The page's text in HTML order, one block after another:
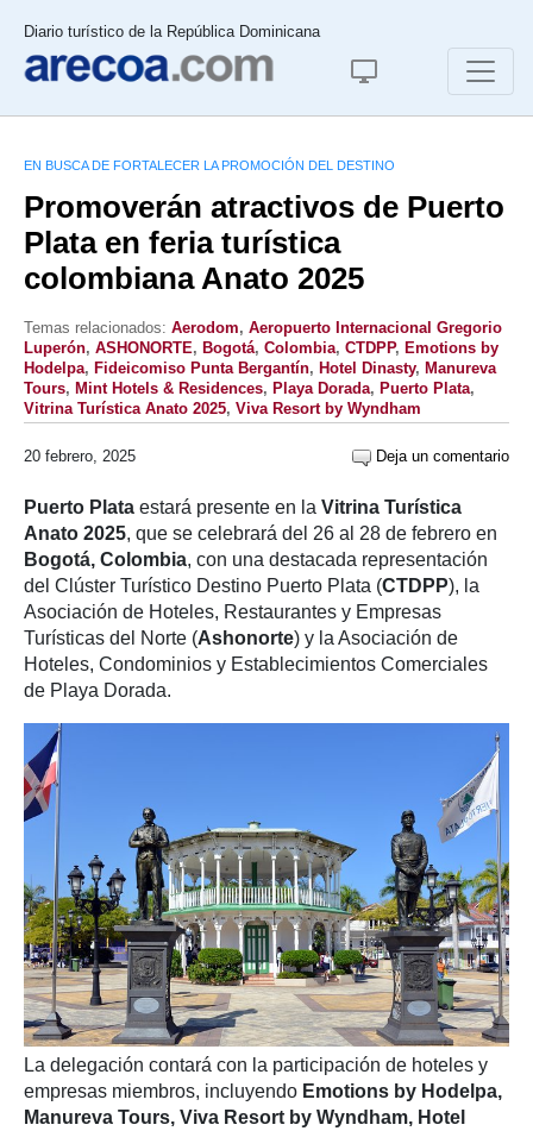
Diario turístico de la República Dominicana
EN BUSCA DE FORTALECER LA PROMOCIÓN DEL DESTINO
Promoverán atractivos de Puerto
Plata en feria turística
colombiana Anato 2025
Temas relacionados: Aerodom, Aeropuerto Internacional Gregorio
Luperón, ASHONORTE, Bogotá, Colombia, CTDPP, Emotions by
Hodelpa, Fideicomiso Punta Bergantín, Hotel Dinasty, Manureva
Tours, Mint Hotels & Residences, Playa Dorada, Puerto Plata,
Vitrina Turística Anato 2025, Viva Resort by Wyndham
20 febrero, 2025 Deja un comentario
Puerto Plata estará presente en la Vitrina Turística
Anato 2025, que se celebrará del 26 al 28 de febrero en
Bogotá, Colombia, con una destacada representación
del Clúster Turístico Destino Puerto Plata (CTDPP), la
Asociación de Hoteles, Restaurantes y Empresas
Turísticas del Norte (Ashonorte) y la Asociación de
Hoteles, Condominios y Establecimientos Comerciales
de Playa Dorada.
La delegación contará con la participación de hoteles y
empresas miembros, incluyendo Emotions by Hodelpa,
Manureva Tours, Viva Resort by Wyndham, Hotel